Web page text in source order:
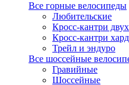
Все горные велосипеды
Любительские
Кросс-кантри
Кросс-кантри
Трейл и эндуро
Все шоссейные
Гравийные
Шоссейные